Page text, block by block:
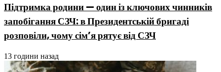
Підтримка родини — один із ключових чинників
запобігання СЗЧ: в Президентській бригаді
розповіли, чому сім’я рятує від СЗЧ
13 години назад